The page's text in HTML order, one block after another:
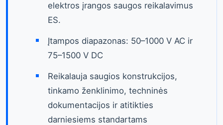
elektros įrangos saugos reikalavimus
ES.
Įtampos diapazonas: 50–1000 V AC ir
75–1500 V DC
Reikalauja saugios konstrukcijos,
tinkamo ženklinimo, techninės
dokumentacijos ir atitikties
darniesiems standartams